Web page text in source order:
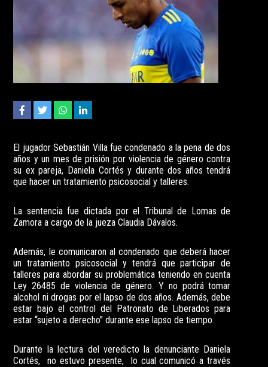
El jugador Sebastián Villa fue condenado a la pena de dos
años y un mes de prisión por violencia de género contra
su ex pareja, Daniela Cortés y durante dos años tendrá
que hacer un tratamiento psicosocial y talleres.
La sentencia fue dictada por el Tribunal de Lomas de
Zamora a cargo de la jueza Claudia Dávalos.
Además, le comunicaron al condenado que deberá hacer
un tratamiento psicosocial y tendrá que participar de
talleres para abordar su problemática teniendo en cuenta
Ley 26485 de violencia de género. Y no podrá tomar
alcohol ni drogas por el lapso de dos años. Además, debe
estar bajo el control del Patronato de Liberados para
estar “sujeto a derecho” durante ese lapso de tiempo.
Durante la lectura del veredicto la denunciante Daniela
Cortés, no estuvo presente, lo cual comunicó a través